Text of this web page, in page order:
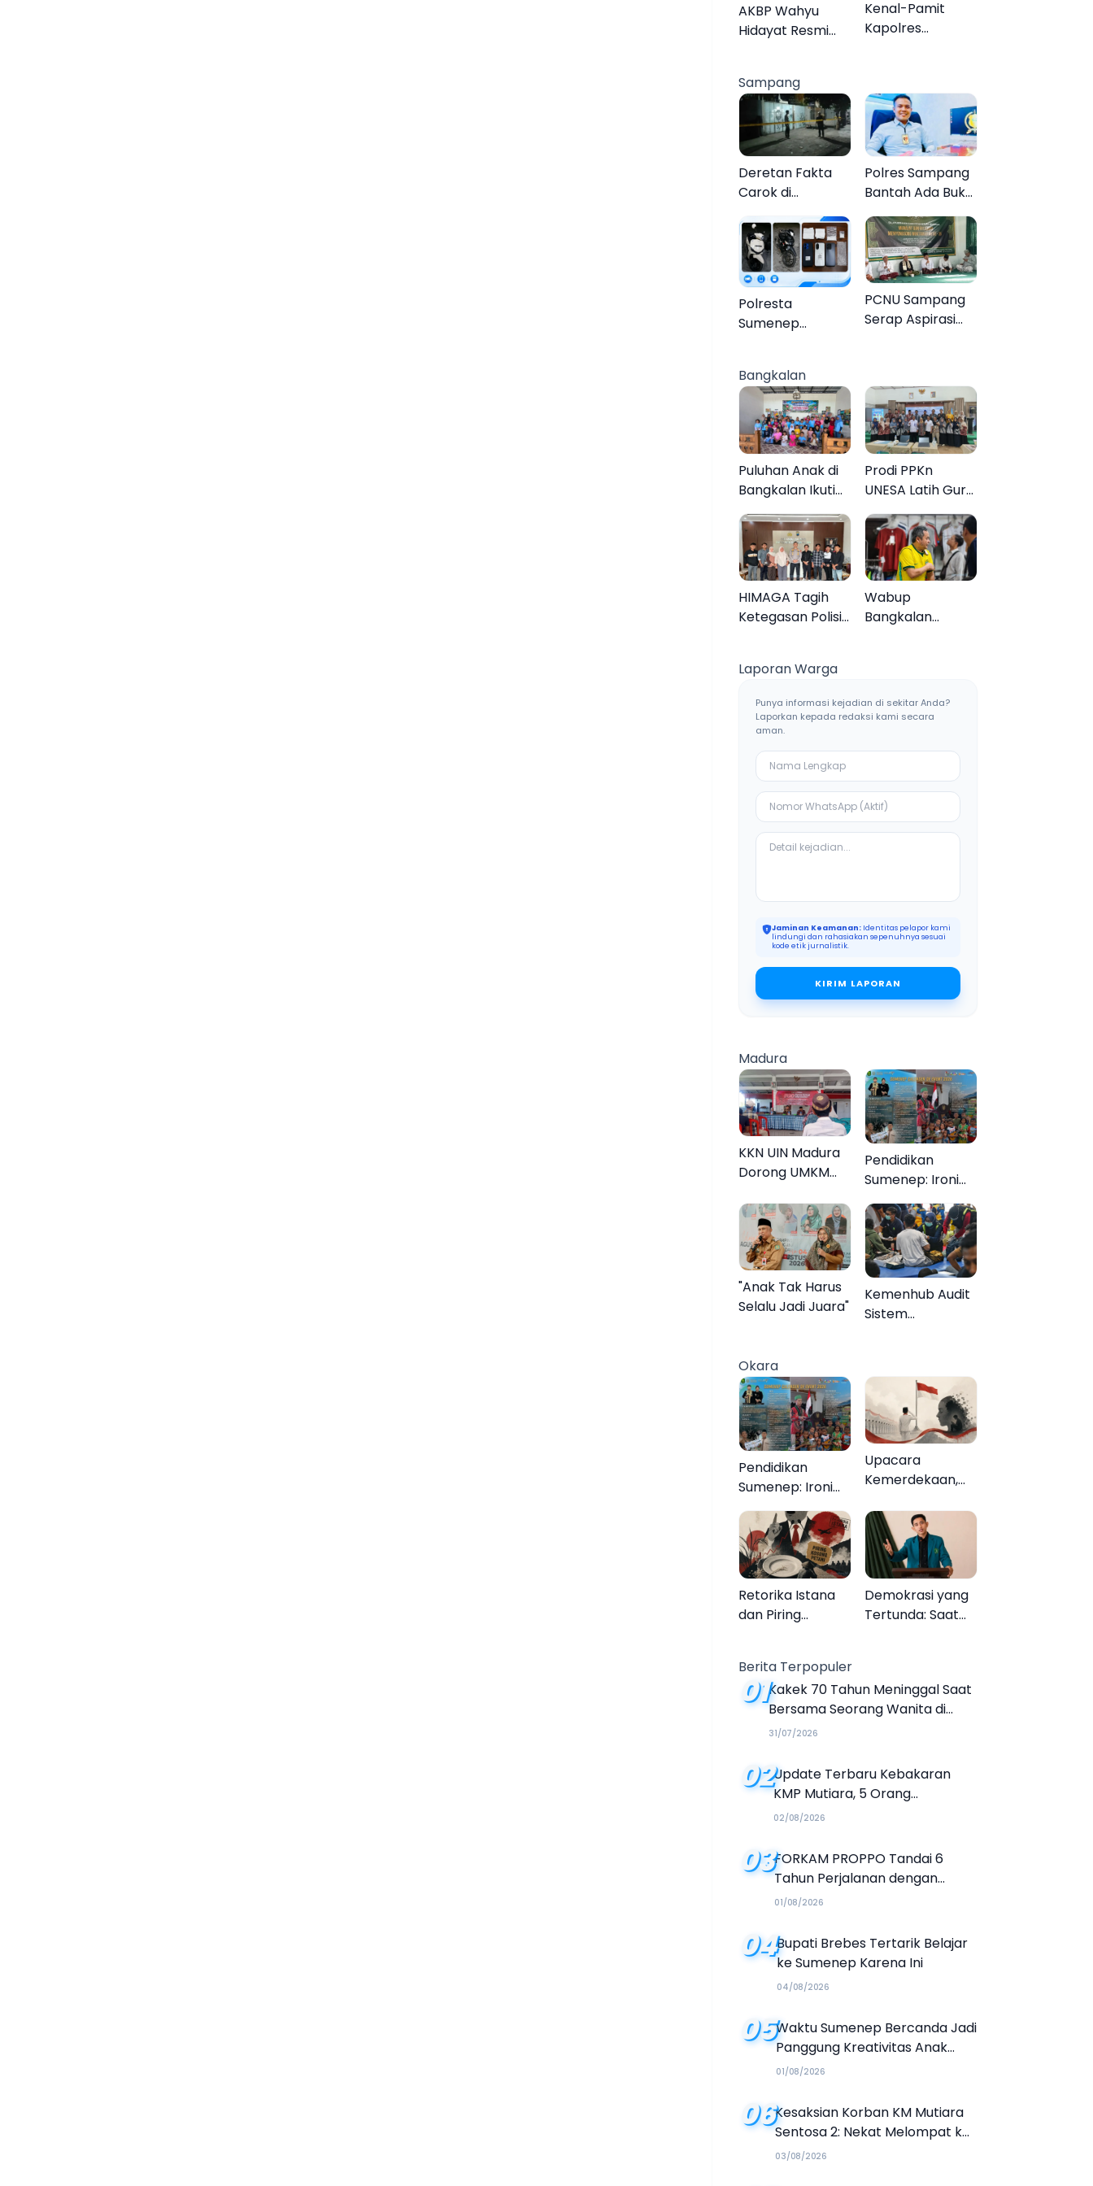
Organisasi
AKBP Wahyu
Hidayat Resmi
Disambut Tradisi
Gerbang Pora
Kenal-Pamit
Kapolres
Cenderamata
untuk AKBP
Hendra
Sampang
Deretan Fakta
Carok di
60 Tahun Duel
Melawan 2 Pria
Polres Sampang
Bantah Ada Bukti
Kasus Rudapaksa
Anak 27
Tersangka
Polresta
Sumenep
Sampang, Tiga
Pengedar
Ditangkap
PCNU Sampang
Serap Aspirasi
Bangkalan
Puluhan Anak di
Bangkalan Ikuti
Lomba Mewarnai
Bertema Liburan
Keluarga
Prodi PPKn
UNESA Latih Guru
PPKn Bangkalan
dengan
Pembelajaran
Inovasi Teknologi
HIMAGA Tagih
Ketegasan Polisi
Galis Bangkalan
Wabup
Bangkalan
Ketiban Berkah
Laporan Warga
Punya informasi kejadian di sekitar Anda?
Laporkan kepada redaksi kami secara
aman.
Jaminan Keamanan: Identitas pelapor kami
lindungi dan rahasiakan sepenuhnya sesuai
kode etik jurnalistik.
KIRIM LAPORAN
Madura
KKN UIN Madura
Dorong UMKM
Naik Kelas
Pendidikan
Sumenep: Ironi
13.095 Anak Tidak
Sekolah
Menyaksikan
Semarak Festival
Kalender Event
2026
"Anak Tak Harus
Selalu Jadi Juara"
Kemenhub Audit
Sistem
Mutiara Sentosa
II
Okara
Pendidikan
Sumenep: Ironi
13.095 Anak Tidak
Sekolah
Menyaksikan
Semarak Festival
Kalender Event
2026
Upacara
Kemerdekaan,
Melupakan
Retorika Istana
dan Piring
Demokrasi yang
Tertunda: Saat
Berita Terpopuler
01Kakek 70 Tahun Meninggal Saat
Bersama Seorang Wanita di
Hotel Parangtritis
31/07/2026
02Update Terbaru Kebakaran
KMP Mutiara, 5 Orang
Dinyatakan Tewas
02/08/2026
03FORKAM PROPPO Tandai 6
Tahun Perjalanan dengan
Peluncuran Mars, Hymne, dan
01/08/2026
04Bupati Brebes Tertarik Belajar
ke Sumenep Karena Ini
04/08/2026
05Waktu Sumenep Bercanda Jadi
Panggung Kreativitas Anak
Muda, Hasilkan Kolaborasi
01/08/2026
06Kesaksian Korban KM Mutiara
Sentosa 2: Nekat Melompat ke
Laut Meski Tak Bisa Berenang
03/08/2026